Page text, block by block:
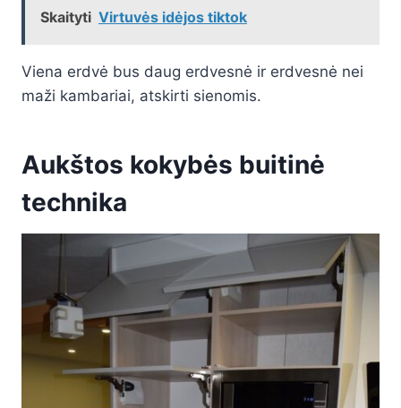
Skaityti Virtuvės idėjos tiktok
Viena erdvė bus daug erdvesnė ir erdvesnė nei
maži kambariai, atskirti sienomis.
Aukštos kokybės buitinė
technika